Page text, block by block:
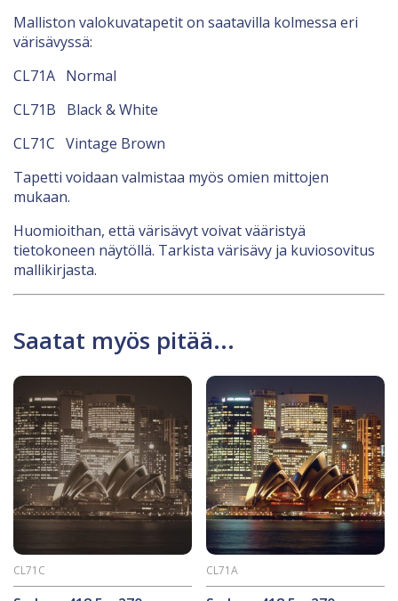
Malliston valokuvatapetit on saatavilla kolmessa eri
värisävyssä:
CL71A Normal
CL71B Black & White
CL71C Vintage Brown
Tapetti voidaan valmistaa myös omien mittojen
mukaan.
Huomioithan, että värisävyt voivat vääristyä
tietokoneen näytöllä. Tarkista värisävy ja kuviosovitus
mallikirjasta.
Saatat myös pitää...
CL71C CL71A